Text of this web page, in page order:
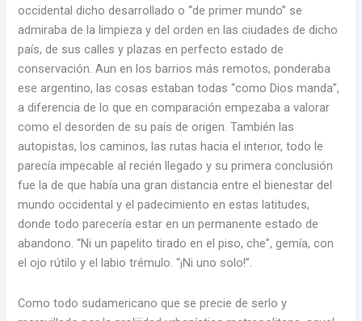
occidental dicho desarrollado o “de primer mundo” se
admiraba de la limpieza y del orden en las ciudades de dicho
país, de sus calles y plazas en perfecto estado de
conservación. Aun en los barrios más remotos, ponderaba
ese argentino, las cosas estaban todas “como Dios manda”,
a diferencia de lo que en comparación empezaba a valorar
como el desorden de su país de origen. También las
autopistas, los caminos, las rutas hacia el interior, todo le
parecía impecable al recién llegado y su primera conclusión
fue la de que había una gran distancia entre el bienestar del
mundo occidental y el padecimiento en estas latitudes,
donde todo parecería estar en un permanente estado de
abandono. “Ni un papelito tirado en el piso, che”, gemía, con
el ojo rútilo y el labio trémulo. “¡Ni uno solo!”.
Como todo sudamericano que se precie de serlo y